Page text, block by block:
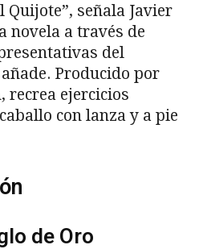
Quijote”, señala Javier
novela a través de
del
Producido por
recrea ejercicios
con lanza y a pie
de Oro